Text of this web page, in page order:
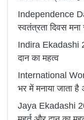
Independence
स्वतंत्रता दिवस मना
Indira Ekadashi
दान का महत्व
International
भर में मनाया जाता है
Jaya Ekadashi